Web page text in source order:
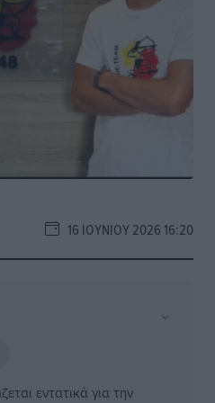
16 ΙΟΥΝΊΟΥ 2026 16:20
⌄
εντατικά για την